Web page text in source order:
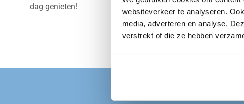
websiteverkeer te analyseren.
media, adverteren en analyse.
verstrekt of die ze hebben
dag genieten!